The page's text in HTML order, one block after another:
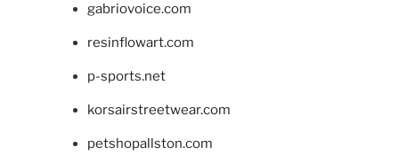
gabriovoice.com
resinflowart.com
p-sports.net
korsairstreetwear.com
petshopallston.com